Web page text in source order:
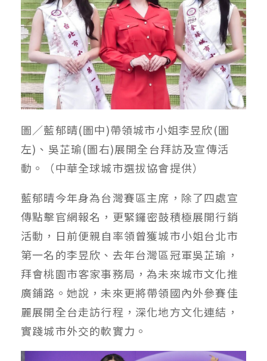
圖／藍郁晴(圖中)帶領城市小姐李昱欣(圖
左)、吳芷瑜(圖右)展開全台拜訪及宣傳活
動。（中華全球城市選拔協會提供）
藍郁晴今年身為台灣賽區主席，除了四處宣
傳點擊官網報名，更緊鑼密鼓積極展開行銷
活動，日前便親自率領曾獲城市小姐台北市
第一名的李昱欣、去年台灣區冠軍吳芷瑜，
拜會桃園市客家事務局，為未來城市文化推
廣鋪路。她說，未來更將帶領國內外參賽佳
麗展開全台走訪行程，深化地方文化連結，
實踐城市外交的軟實力。